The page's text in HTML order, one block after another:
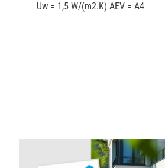
Uw = 1,5 W/(m2.K) AEV = A4